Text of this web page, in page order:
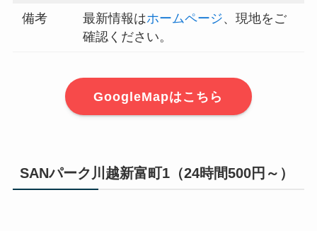
備考 最新情報はホームページ、現地をご
確認ください。
GoogleMapはこちら
SANパーク川越新富町1（24時間500円～）